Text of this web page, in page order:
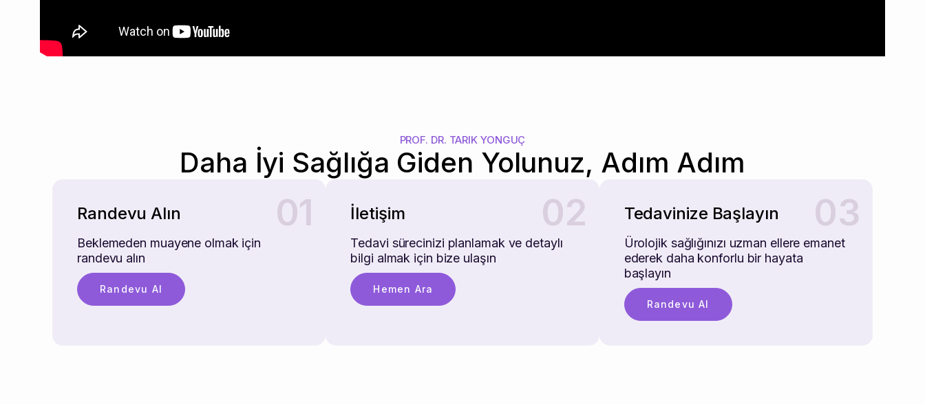
PROF. DR. TARIK YONGUÇ
Daha İyi Sağlığa Giden Yolunuz, Adım Adım
01
Randevu Alın
Beklemeden muayene olmak için
randevu alın
Randevu Al
02
İletişim
Tedavi sürecinizi planlamak ve detaylı
bilgi almak için bize ulaşın
Hemen Ara
03
Tedavinize Başlayın
Ürolojik sağlığınızı uzman ellere emanet
ederek daha konforlu bir hayata
başlayın
Randevu Al